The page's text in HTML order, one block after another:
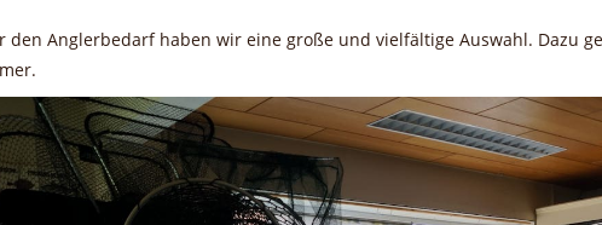
den Anglerbedarf haben wir eine große und vielfältige Auswahl. Dazu